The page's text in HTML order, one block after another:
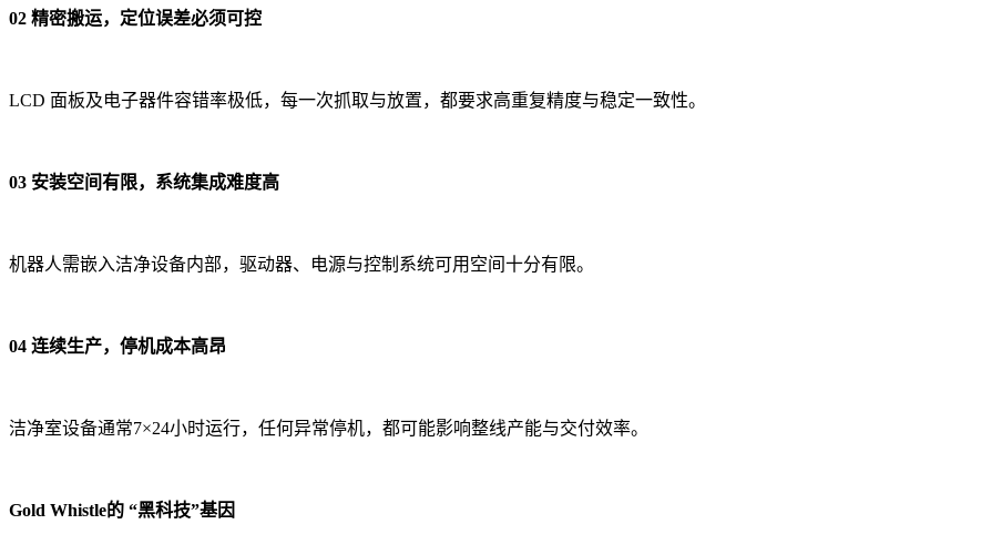
02 精密搬运，定位误差必须可控
LCD 面板及电子器件容错率极低，每一次抓取与放置，都要求高重复精度与稳定一致性。
03 安装空间有限，系统集成难度高
机器人需嵌入洁净设备内部，驱动器、电源与控制系统可用空间十分有限。
04 连续生产，停机成本高昂
洁净室设备通常7×24小时运行，任何异常停机，都可能影响整线产能与交付效率。
Gold Whistle的 “黑科技”基因